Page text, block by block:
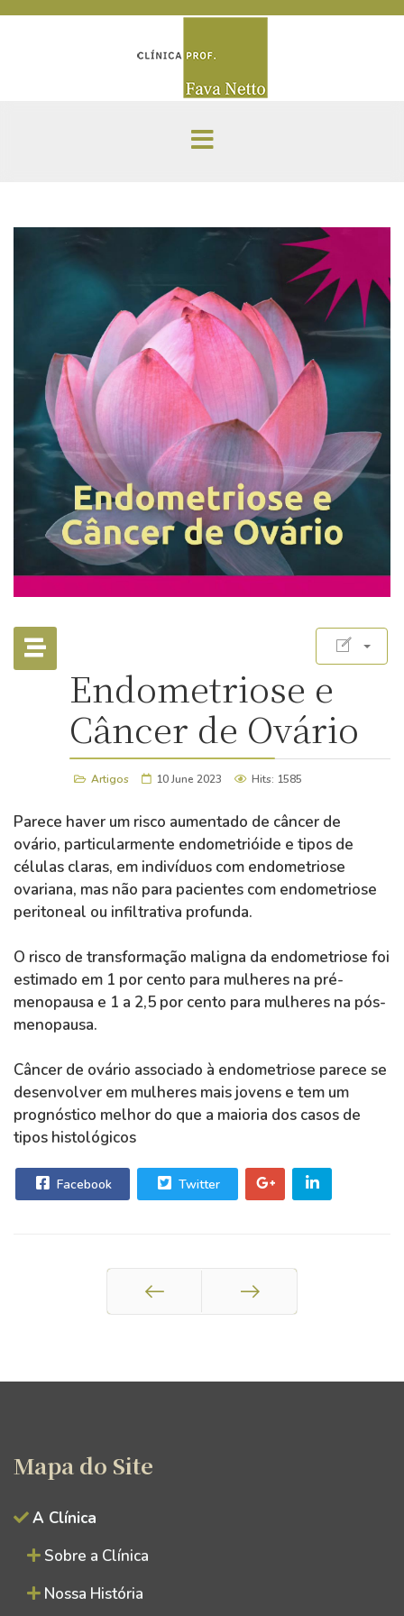
Endometriose e
Câncer de Ovário
Artigos 10 June 2023 Hits: 1585
Parece haver um risco aumentado de câncer de
ovário, particularmente endometrióide e tipos de
células claras, em indivíduos com endometriose
ovariana, mas não para pacientes com endometriose
peritoneal ou infiltrativa profunda.
O risco de transformação maligna da endometriose foi
estimado em 1 por cento para mulheres na pré-
menopausa e 1 a 2,5 por cento para mulheres na pós-
menopausa.
Câncer de ovário associado à endometriose parece se
desenvolver em mulheres mais jovens e tem um
prognóstico melhor do que a maioria dos casos de
tipos histológicos
Facebook Twitter
Mapa do Site
A Clínica
Sobre a Clínica
Nossa História